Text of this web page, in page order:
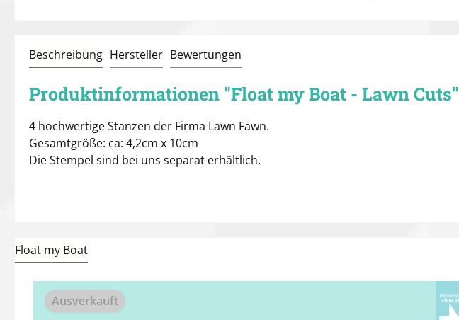
Beschreibung Hersteller Bewertungen
Produktinformationen "Float my Boat - Lawn Cuts"
4 hochwertige Stanzen der Firma Lawn Fawn.
Gesamtgröße: ca: 4,2cm x 10cm
Die Stempel sind bei uns separat erhältlich.
Float my Boat
Produktgalerie überspringen
Ausverkauft